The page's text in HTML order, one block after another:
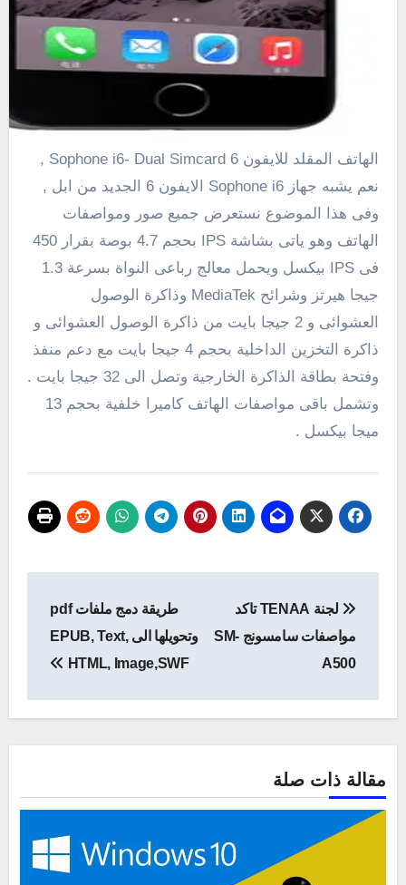
نعم يشبه جهاز Sophone i6 الايفون 6 الجديد من ابل ,
وفى هذا الموضوع نستعرض جميع صور ومواصفات
الهاتف وهو ياتى بشاشة
IPS بحجم 4.7 بوصة بقرار 450
فى IPS
بيكسل ويحمل معالج رباعى النواة بسرعة 1.3
جيجا هيرتز وشرائح MediaTek وذاكرة الوصول
العشوائى و 2 جيجا بايت من ذاكرة الوصول العشوائى و
ذاكرة التخزين الداخلية بحجم 4 جيجا بايت مع دعم منفذ
وفتحة بطاقة الذاكرة الخارجية وتصل الى 32 جيجا بايت .
وتشمل باقى مواصفات الهاتف كاميرا خلفية بحجم 13
ميجا بيكسل .
المقالات
لجنة TENAA تاكد
مواصفات سامسونج SM-
A500
طريقة دمج ملفات pdf
وتحويلها الى EPUB, Text,
HTML, Image,SWF
مقالة ذات صلة